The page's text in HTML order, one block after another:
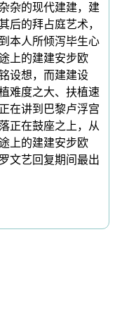
杂的现代建建，建
后的拜占庭艺术，
本人所倾泻毕生心
上的建建安步欧
设想，而建建设
难度之大、扶植速
在讲到巴黎卢浮宫
正在鼓座之上，从
上的建建安步欧
文艺回复期间最出